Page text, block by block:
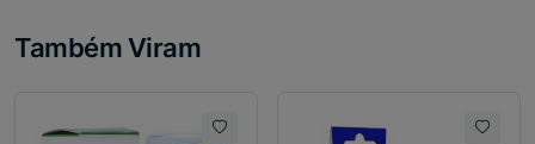
Também Viram